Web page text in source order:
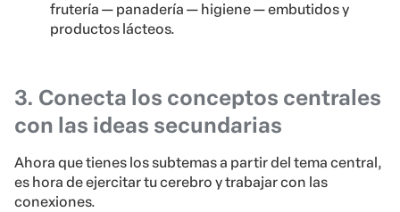
frutería — panadería — higiene — embutidos y
productos lácteos.
3. Conecta los conceptos centrales
con las ideas secundarias
Ahora que tienes los subtemas a partir del tema central,
es hora de ejercitar tu cerebro y trabajar con las
conexiones.